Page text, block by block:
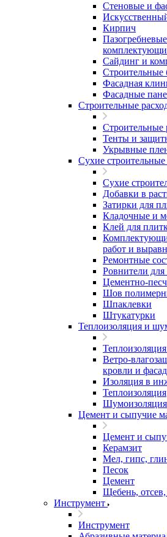
Стеновые и
Кирпич
Сайдинг и
Строительные
Фасадная
Фасадные
Строительные
Строительные
Тенты и
Укрывные
Сухие строительные
Сухие
Добавки в
Затирки для
Кладочные и
Клей для
работ и
Ремонтные
Ровнители для
Цементно-
Шов
Шпаклевки
Штукатурки
Теплоизоляция и
Ветро-
кровли и
Изоляция в
Теплоизоляция
Цемент и сыпучие
Цемент и
Керамзит
Мел, гипс,
Песок
Цемент
Щебень, отсев,
Инструмент
Инструмент